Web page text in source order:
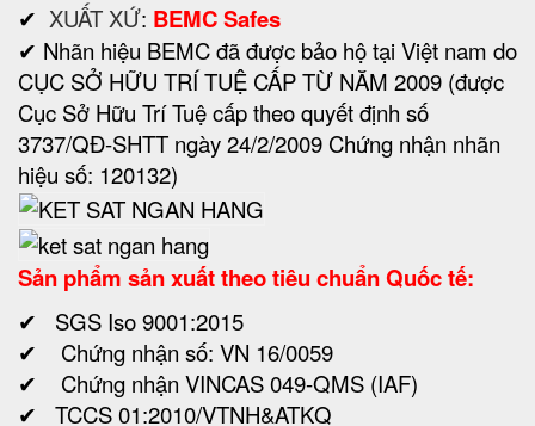
✔ XUẤT XỨ: BEMC Safes
✔ Nhãn hiệu BEMC đã được bảo hộ tại Việt nam do
CỤC SỞ HỮU TRÍ TUỆ CẤP TỪ NĂM 2009 (được
Cục Sở Hữu Trí Tuệ cấp theo quyết định số
3737/QĐ-SHTT ngày 24/2/2009 Chứng nhận nhãn
hiệu số: 120132)
Sản phẩm sản xuất theo tiêu chuẩn Quốc tế:
✔ SGS Iso 9001:2015
✔ Chứng nhận số: VN 16/0059
✔ Chứng nhận VINCAS 049-QMS (IAF)
✔ TCCS 01:2010/VTNH&ATKQ